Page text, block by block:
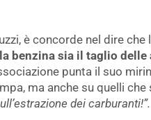
è concorde nel dire che
benzina sia il taglio delle
punta il suo
ma anche su quelli
dei carburanti!”.